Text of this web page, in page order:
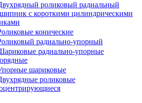
роликовый радиальный
с короткими цилиндрическими
конические
радиально-упорный
радиально-упорные
шариковые
роликовые